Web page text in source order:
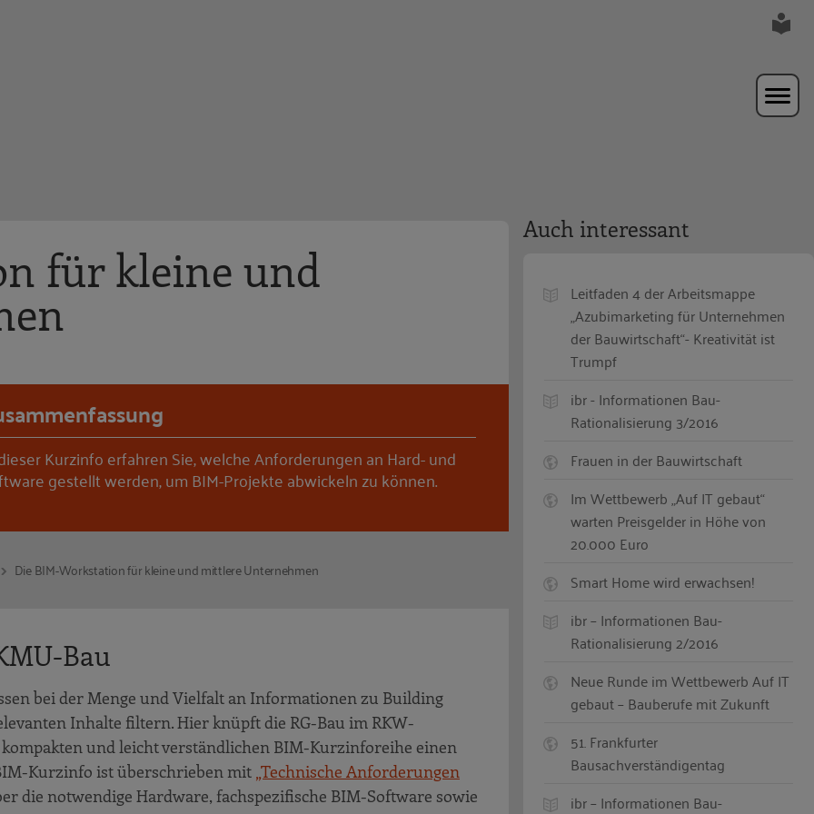
für kleine und
Kurzinfo erfahren Sie, welche Anforderungen an Hard- und
gestellt werden, um BIM-Projekte abwickeln zu können.
Die BIM-Workstation für kleine und mittlere Unternehmen
Bau
bei der Menge und Vielfalt an Informationen zu Building
Inhalte filtern. Hier knüpft die RG-Bau im RKW-
und leicht verständlichen BIM-Kurzinforeihe einen
Kurzinfo ist überschrieben mit „Technische Anforderungen
die notwendige Hardware, fachspezifische BIM-Software sowie
Auch interessant
Leitfaden 4 der Arbeitsmappe
„Azubimarketing für Unternehmen
der Bauwirtschaft“- Kreativität ist
Trumpf
ibr - Informationen Bau-
Rationalisierung 3/2016
Frauen in der Bauwirtschaft
Im Wettbewerb „Auf IT gebaut“
warten Preisgelder in Höhe von
20.000 Euro
Smart Home wird erwachsen!
ibr – Informationen Bau-
Rationalisierung 2/2016
Neue Runde im Wettbewerb Auf IT
gebaut – Bauberufe mit Zukunft
51. Frankfurter
Bausachverständigentag
ibr – Informationen Bau-